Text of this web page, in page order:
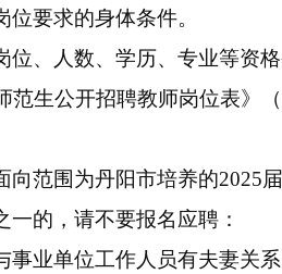
位要求的身体条件。
位、人数、学历、专业等资
范生公开招聘教师岗位表》（
向范围为丹阳市培养的2025
一的，请不要报名应聘：
业单位工作人员有夫妻关